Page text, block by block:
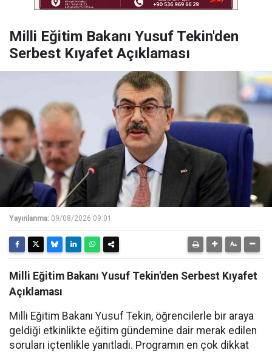
Milli Eğitim Bakanı Yusuf Tekin'den
Serbest Kıyafet Açıklaması
Yayınlanma: 09/08/2026 09:01
Milli Eğitim Bakanı Yusuf Tekin'den Serbest Kıyafet
Açıklaması
Milli Eğitim Bakanı Yusuf Tekin, öğrencilerle bir araya
geldiği etkinlikte eğitim gündemine dair merak edilen
soruları içtenlikle yanıtladı. Programın en çok dikkat